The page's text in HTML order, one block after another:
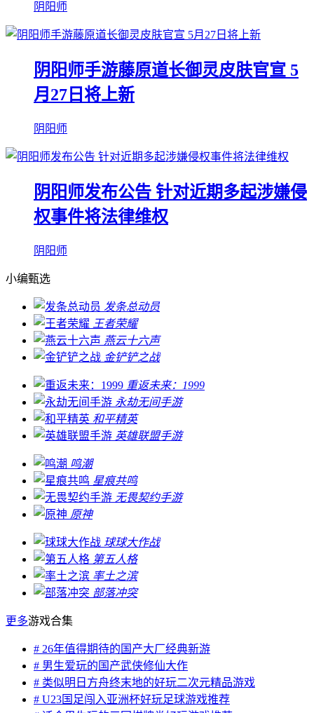
阴阳师
阴阳师手游藤原道长御灵皮肤官宣 5
月27日将上新
阴阳师
阴阳师发布公告 针对近期多起涉嫌侵
权事件将法律维权
阴阳师
小编甄选
发条总动员
王者荣耀
燕云十六声
金铲铲之战
重返未来：1999
永劫无间手游
和平精英
英雄联盟手游
鸣潮
星痕共鸣
无畏契约手游
原神
球球大作战
第五人格
率土之滨
部落冲突
更多游戏合集
# 26年值得期待的国产大厂经典新游
# 男生爱玩的国产武侠修仙大作
# 类似明日方舟终末地的好玩二次元精品游戏
# U23国足闯入亚洲杯好玩足球游戏推荐